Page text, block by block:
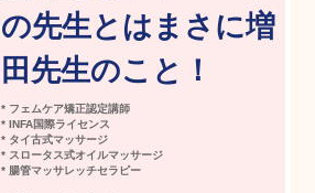
の先生とはまさに増
田先生のこと！
* フェムケア矯正認定講師
* INFA国際ライセンス
* タイ古式マッサージ
* スロータス式オイルマッサージ
* 腸管マッサレッチセラピー